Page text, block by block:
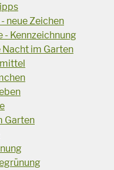
neue Zeichen
- Kennzeichnung
Nacht im Garten
Garten